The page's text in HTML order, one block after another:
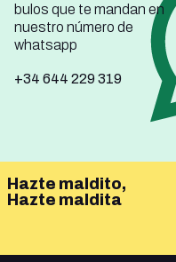
bulos que te mandan en
nuestro número de
whatsapp
+34 644 229 319
Hazte maldito,
Hazte maldita